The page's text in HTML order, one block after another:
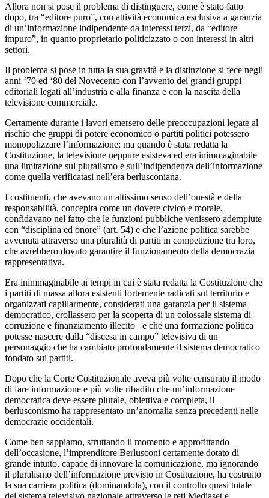
Allora non si pose il problema di distinguere, come è stato fatto
dopo, tra “editore puro”, con attività economica esclusiva a garanzia
di un’informazione indipendente da interessi terzi, da “editore
impuro”, in quanto proprietario politicizzato o con interessi in altri
settori.
Il problema si pose in tutta la sua gravità e la distinzione si fece negli
anni ‘70 ed ‘80 del Novecento con l’avvento dei grandi gruppi
editoriali legati all’industria e alla finanza e con la nascita della
televisione commerciale.
Certamente durante i lavori emersero delle preoccupazioni legate al
rischio che gruppi di potere economico o partiti politici potessero
monopolizzare l’informazione; ma quando è stata redatta la
Costituzione, la televisione neppure esisteva ed era inimmaginabile
una limitazione sul pluralismo e sull’indipendenza dell’informazione
come quella verificatasi nell’era berlusconiana.
I costituenti, che avevano un altissimo senso dell’onestà e della
responsabilità, concepita come un dovere civico e morale,
confidavano nel fatto che le funzioni pubbliche venissero adempiute
con “disciplina ed onore” (art. 54) e che l’azione politica sarebbe
avvenuta attraverso una pluralità di partiti in competizione tra loro,
che avrebbero dovuto garantire il funzionamento della democrazia
rappresentativa.
Era inimmaginabile ai tempi in cui è stata redatta la Costituzione che
i partiti di massa allora esistenti fortemente radicati sul territorio e
organizzati capillarmente, considerati una garanzia per il sistema
democratico, crollassero per la scoperta di un colossale sistema di
corruzione e finanziamento illecito e che una formazione politica
potesse nascere dalla “discesa in campo” televisiva di un
personaggio che ha cambiato profondamente il sistema democratico
fondato sui partiti.
Dopo che la Corte Costituzionale aveva più volte censurato il modo
di fare informazione e più volte ribadito che un’informazione
democratica deve essere plurale, obiettiva e completa, il
berlusconismo ha rappresentato un’anomalia senza precedenti nelle
democrazie occidentali.
Come ben sappiamo, sfruttando il momento e approfittando
dell’occasione, l’imprenditore Berlusconi certamente dotato di
grande intuito, capace di innovare la comunicazione, ma ignorando
il pluralismo dell’informazione previsto in Costituzione, ha costruito
la sua carriera politica (dominandola), con il controllo quasi totale
del sistema televisivo nazionale attraverso le reti Mediaset e